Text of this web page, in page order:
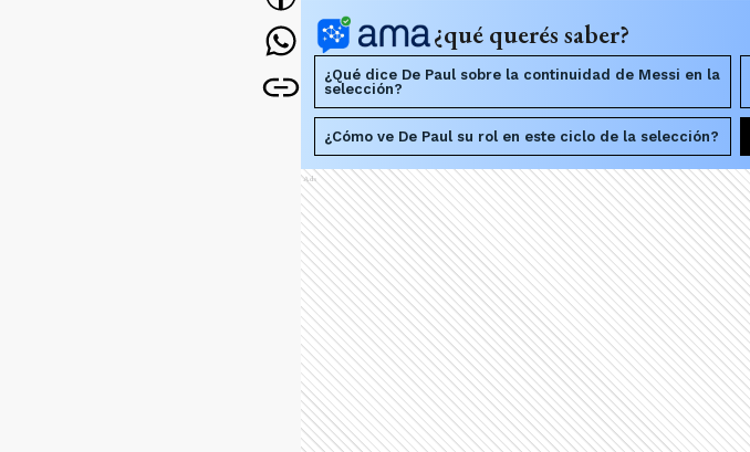
¿qué querés saber?
¿Qué dice De Paul sobre la continuidad de Messi en la
selección?
¿Cómo ve De Paul su rol en este ciclo de la selección?
Ads